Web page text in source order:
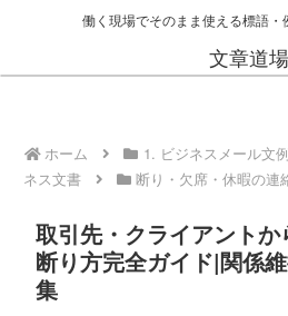
働く現場でそのまま使える標語
文章道場
ホーム 1. ビジネスメール文例
ネス文書
断り・欠席・休暇の連
取引先・クライアント
断り方完全ガイド|関係
集